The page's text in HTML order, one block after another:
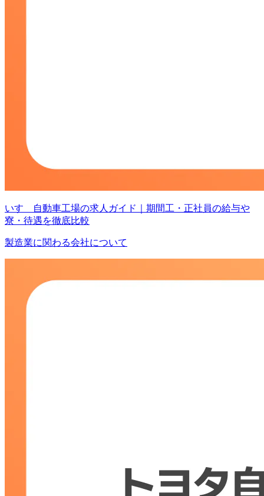
いすゞ自動車工場の求人ガイド｜期間工・正社員の給与や
寮・待遇を徹底比較
製造業に関わる会社について